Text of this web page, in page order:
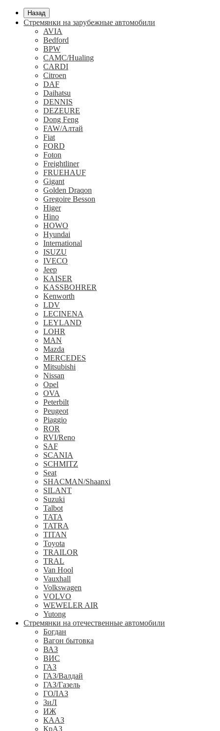
Назад
Стремянки на зарубежные автомобили
AVIA
Bedford
BPW
CAMC/Hualing
CARDI
Citroen
DAF
Daihatsu
DENNIS
DEZEURE
Dong Feng
FAW/Алтай
Fiat
FORD
Foton
Freightliner
FRUEHAUF
Gigant
Golden Draqon
Gregoire Besson
Higer
Hino
HOWO
Hyundai
International
ISUZU
IVECO
Jeep
KAISER
KASSBOHRER
Kenworth
LDV
LECINENA
LEYLAND
LOHR
MAN
Mazda
MERCEDES
Mitsubishi
Nissan
Opel
OVA
Peterbilt
Peugeot
Piaggio
ROR
RVI/Reno
SAF
SCANIA
SCHMITZ
Seat
SHACMAN/Shaanxi
SILANT
Suzuki
Talbot
TATA
TATRA
TITAN
Toyota
TRAILOR
TRAL
Van Hool
Vauxhall
Volkswagen
VOLVO
WEWELER AIR
Yutong
Стремянки на отечественные автомобили
Богдан
Вагон бытовка
ВАЗ
ВИС
ГАЗ
ГАЗ/Валдай
ГАЗ/Газель
ГОЛАЗ
ЗиЛ
ИЖ
КААЗ
КрАЗ